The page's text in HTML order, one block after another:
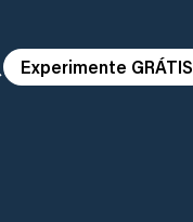
Experimente GRÁTIS